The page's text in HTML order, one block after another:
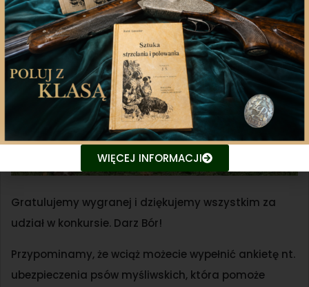
Gratulujemy wygranej i dziękujemy wszystkim za
udział w konkursie. Darz Bór!
Przypominamy, że wciąż możecie wypełnić ankietę nt.
ubezpieczenia psów myśliwskich, która pomoże
WIĘCEJ INFORMACJI